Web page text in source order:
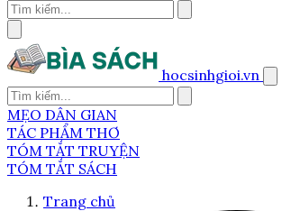
hocsinhgioi.vn
MẸO DÂN GIAN
TÁC PHẨM THƠ
TÓM TẮT TRUYỆN
TÓM TẮT SÁCH
Trang chủ